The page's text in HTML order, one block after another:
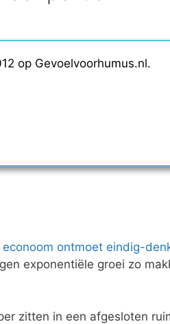
op Gevoelvoorhumus.nl.
ontmoet eindig-
exponentiële groei zo
zitten in een afgesloten